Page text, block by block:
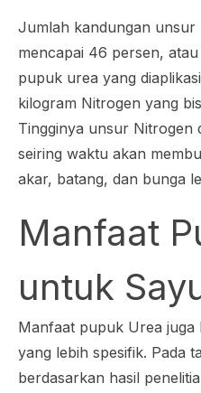
Jumlah kandungan
mencapai 46 persen,
pupuk urea yang
kilogram Nitrogen yang
Tingginya unsur
seiring waktu akan
akar, batang, dan bunga
Manfaat
untuk
Manfaat pupuk Urea juga
yang lebih spesifik. Pada
berdasarkan hasil